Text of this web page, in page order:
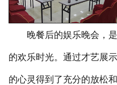
晚餐后的娱乐晚会，是
的欢乐时光。通过才艺展
的心灵得到了充分的放松